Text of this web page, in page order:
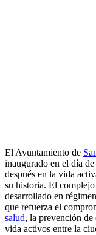
El Ayuntamiento de
inaugurado en el día
después en la vida
su historia. El
desarrollado en
que refuerza el
salud, la prevención de
vida activos entre la